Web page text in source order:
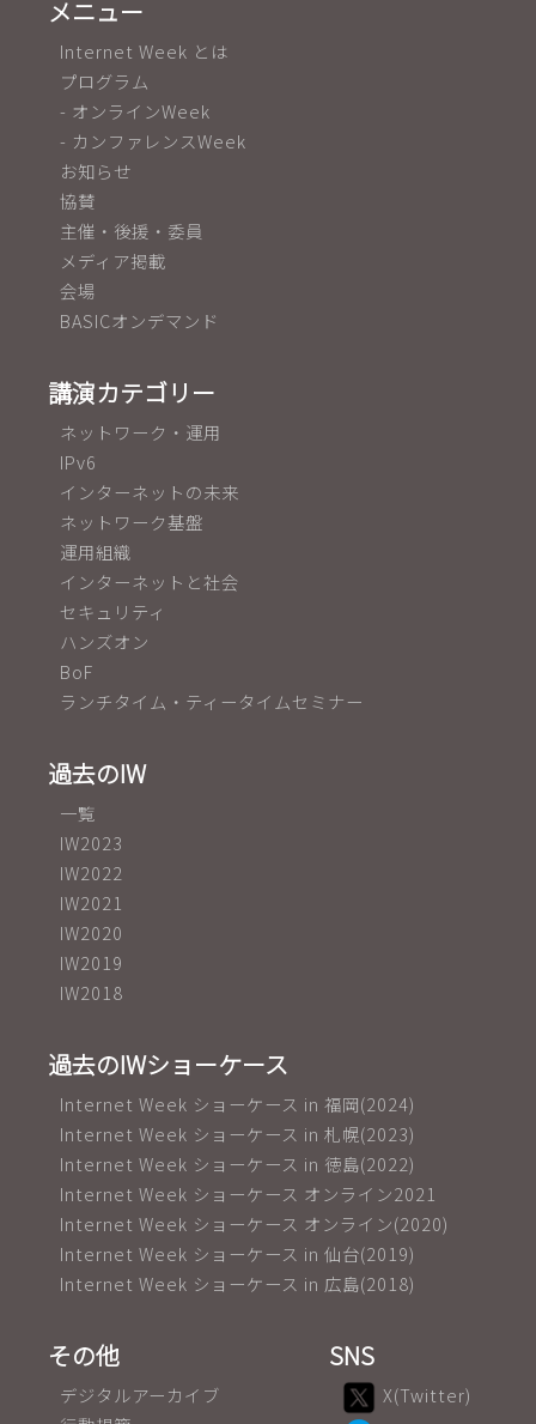
メニュー
Internet Week とは
プログラム
- オンラインWeek
- カンファレンスWeek
お知らせ
協賛
主催・後援・委員
メディア掲載
会場
BASICオンデマンド
講演カテゴリー
ネットワーク・運用
IPv6
インターネットの未来
ネットワーク基盤
運用組織
インターネットと社会
セキュリティ
ハンズオン
BoF
ランチタイム・ティータイムセミナー
過去のIW
一覧
IW2023
IW2022
IW2021
IW2020
IW2019
IW2018
過去のIWショーケース
Internet Week ショーケース in 福岡(2024)
Internet Week ショーケース in 札幌(2023)
Internet Week ショーケース in 徳島(2022)
Internet Week ショーケース オンライン2021
Internet Week ショーケース オンライン(2020)
Internet Week ショーケース in 仙台(2019)
Internet Week ショーケース in 広島(2018)
その他
デジタルアーカイブ
SNS
X(Twitter)